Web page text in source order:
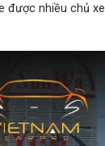
được nhiều chủ xe